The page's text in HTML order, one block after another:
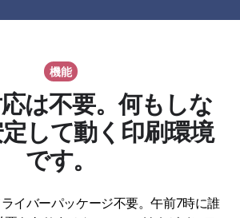
機能
は不要。何もしな
して動く印刷環境
です。
イバーパッケージ不要。午前7時に誰